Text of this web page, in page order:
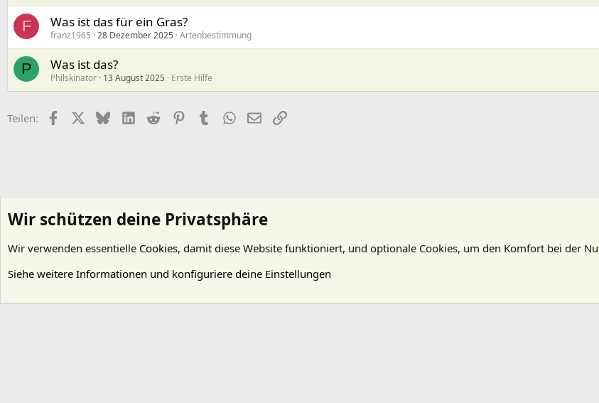
F Was ist das für ein Gras?
franz1965 28 Dezember 2025 Artenbestimmung
P Was ist das?
Philskinator 13 August 2025 Erste Hilfe
Teilen: FacebookX (Twitter)
BlueskyLinkedIn
Reddit PinterestTumblrWhatsApp
E-MailLink
Technik
Wir schützen deine Privatsphäre
Wir verwenden essentielle Cookies, damit diese Website funktioniert, und optionale Cookies, um den Komfort bei der
Siehe weitere Informationen und konfiguriere deine Einstellungen